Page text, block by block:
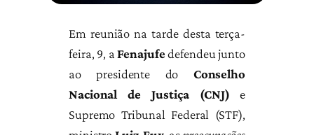
Em reunião na tarde desta terça-
feira, 9, aFenajufedefendeu junto
ao presidente do Conselho
Nacional de Justiça (CNJ) e
Supremo Tribunal Federal (STF),